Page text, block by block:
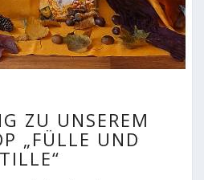
ZU
UNSEREM
WORKSHOP
ZU UNSEREM
„FÜLLE UND